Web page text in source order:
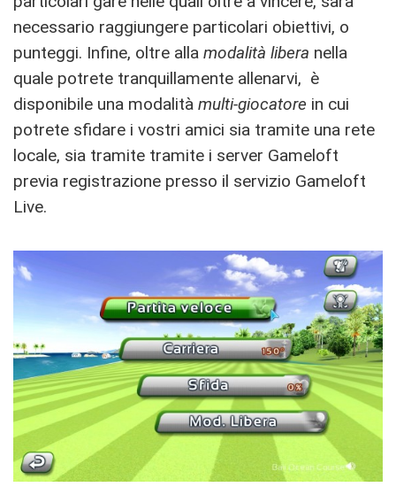
necessario raggiungere particolari obiettivi, o
punteggi. Infine, oltre alla modalità libera nella
quale potrete tranquillamente allenarvi, è
disponibile una modalità multi-giocatore in cui
potrete sfidare i vostri amici sia tramite una rete
locale, sia tramite tramite i server Gameloft
previa registrazione presso il servizio Gameloft
Live.